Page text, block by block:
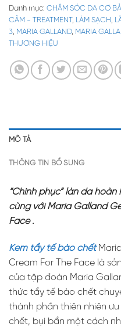
Danh mục: CHĂM SÓC DA CƠ
CẢM - TREATMENT, LÀM SẠCH ,
3, MARIA GALLAND, MARIA
THƯƠNG HIỆU
MÔ TẢ
THÔNG TIN BỔ SUNG
“Chinh phục” làn da
cùng với Maria Galland
Face .
Kem tẩy tế bào chết
Cream For The Face là
của tập đoàn Maria
thức tẩy tế bào chết
thành phần thiên nhiên
chết, bụi bẩn một cách